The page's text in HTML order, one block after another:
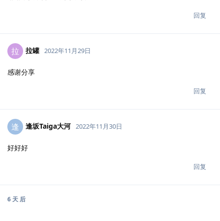
回复
拉 拉罐 2022年11月29日
感谢分享
回复
逢 逢坂Taiga大河 2022年11月30日
好好好
回复
6 天 后